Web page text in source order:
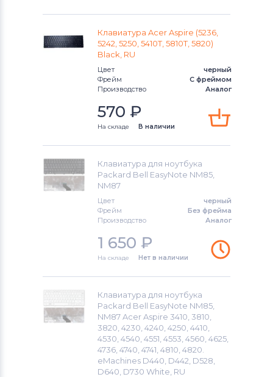
КлавиатурыУниверсальный
КлавиатурыAsus
КлавиатурыAlienware
КлавиатурыCasper
Клавиатура Acer Aspire (5236,
5242, 5250, 5410T, 5810T, 5820)
Black, RU
Цвет
черный
Фрейм
С фреймом
Производство
Аналог
570 ₽
На складе В наличии
Клавиатура для ноутбука
Packard Bell EasyNote NM85,
NM87
Цвет
черный
Фрейм
Без фрейма
Производство
Аналог
1 650 ₽
На складе Нет в наличии
Клавиатура для ноутбука
Packard Bell EasyNote NM85,
NM87 Acer Aspire 3410, 3810,
3820, 4230, 4240, 4250, 4410,
4530, 4540, 4551, 4553, 4560, 4625,
4736, 4740, 4741, 4810, 4820.
eMachines D440, D442, D528,
D640, D730 White, RU